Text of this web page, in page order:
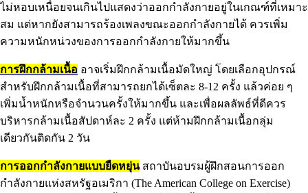
ไม่หอบเหนื่อยจนเกินไปแสดงว่าออกกำลังกายอยู่ในเกณฑ์ที่เหมาะ
สม แต่หากยังสามารถร้องเพลงขณะออกกำลังกายได้ ควรเพิ่ม
ความหนักหน่วงของการออกกำลังกายให้มากขึ้น
การฝึกกล้ามเนื้อ อาจเริ่มฝึกกล้ามเนื้อมัดใหญ่ โดยเลือกอุปกรณ์
สำหรับฝึกกล้ามเนื้อที่สามารถยกได้เซ็ตละ 8-12 ครั้ง แล้วค่อย ๆ
เพิ่มน้ำหนักหรือจำนวนครั้งให้มากขึ้น และเพื่อผลลัพธ์ที่ดีควร
บริหารกล้ามเนื้อสัปดาห์ละ 2 ครั้ง แต่ห้ามฝึกกล้ามเนื้อกลุ่ม
เดียวกันติดกัน 2 วัน
การออกกำลังกายแบบยืดหยุ่น สถาบันอบรมผู้ฝึกสอนการออก
กำลังกายแห่งสหรัฐอเมริกา (The American College on Exercise)